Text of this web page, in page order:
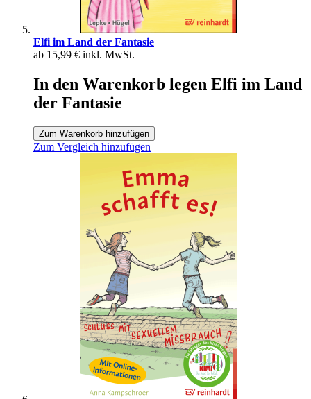
Elfi im Land der Fantasie
ab 15,99 € inkl. MwSt.
In den Warenkorb legen Elfi im Land
der Fantasie
Zum Warenkorb hinzufügen
Zum Vergleich hinzufügen